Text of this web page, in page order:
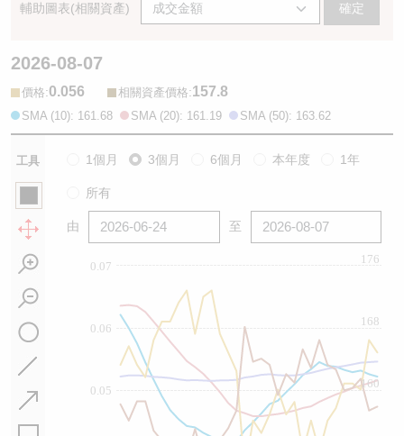
輔助圖表(相關資產) 確定
2026-08-07
價格:0.056 相關資產價格:157.8
SMA (10): 161.68 SMA (20): 161.19 SMA (50): 163.62
工具 1個月 3個月 6個月 本年度 1年
所有
由 至
0.05
0.06
0.07
160
168
176